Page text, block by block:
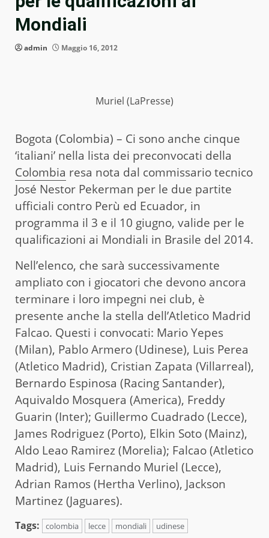
Mondiali
admin Maggio 16, 2012
Muriel (LaPresse)
Bogota (Colombia) – Ci sono anche cinque
‘italiani’ nella lista dei preconvocati della
Colombia resa nota dal commissario tecnico
José Nestor Pekerman per le due partite
ufficiali contro Perù ed Ecuador, in
programma il 3 e il 10 giugno, valide per le
qualificazioni ai Mondiali in Brasile del 2014.
Nell’elenco, che sarà successivamente
ampliato con i giocatori che devono ancora
terminare i loro impegni nei club, è
presente anche la stella dell’Atletico Madrid
Falcao. Questi i convocati: Mario Yepes
(Milan), Pablo Armero (Udinese), Luis Perea
(Atletico Madrid), Cristian Zapata (Villarreal),
Bernardo Espinosa (Racing Santander),
Aquivaldo Mosquera (America), Freddy
Guarin (Inter); Guillermo Cuadrado (Lecce),
James Rodriguez (Porto), Elkin Soto (Mainz),
Aldo Leao Ramirez (Morelia); Falcao (Atletico
Madrid), Luis Fernando Muriel (Lecce),
Adrian Ramos (Hertha Verlino), Jackson
Martinez (Jaguares).
Tags: colombia lecce mondiali udinese